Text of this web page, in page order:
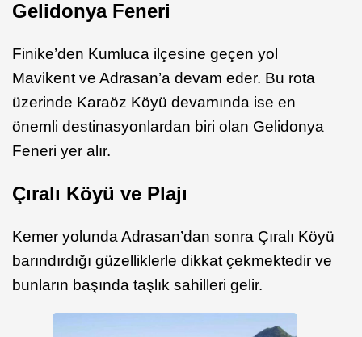
Gelidonya Feneri
Finike’den Kumluca ilçesine geçen yol
Mavikent ve Adrasan’a devam eder. Bu rota
üzerinde Karaöz Köyü devamında ise en
önemli destinasyonlardan biri olan Gelidonya
Feneri yer alır.
Çıralı Köyü ve Plajı
Kemer yolunda Adrasan’dan sonra Çıralı Köyü
barındırdığı güzelliklerle dikkat çekmektedir ve
bunların başında taşlık sahilleri gelir.